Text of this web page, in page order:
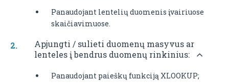
Panaudojant lentelių duomenis įvairiuose
skaičiavimuose.
Apjungti / sulieti duomenų masyvus ar
lenteles į bendrus duomenų rinkinius:
Panaudojant paieškų funkciją XLOOKUP;